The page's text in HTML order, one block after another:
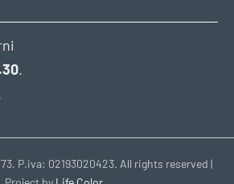
.
P.iva: 02193020423. All rights reserved |